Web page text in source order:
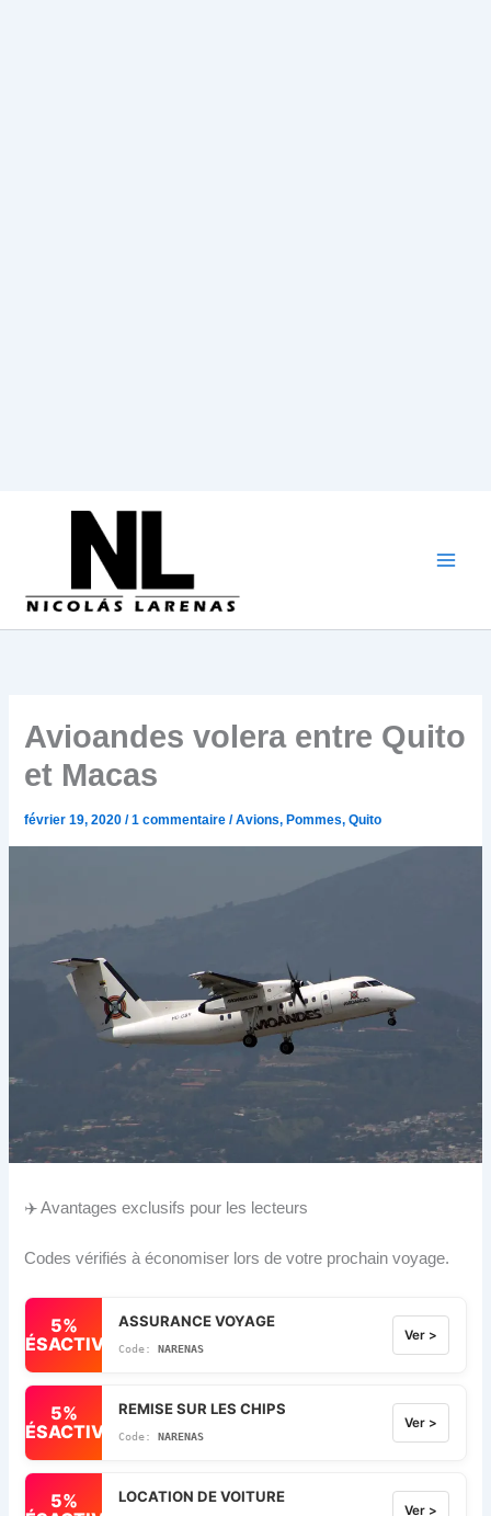
Avioandes volera entre Quito
et Macas
février 19, 2020/1 commentaire /Avions, Pommes,Quito
✈️ Avantages exclusifs pour les lecteurs
Codes vérifiés à économiser lors de votre prochain voyage.
5%
DÉSACTIVÉ
ASSURANCE VOYAGE
NARENAS
Ver >
5%
DÉSACTIVÉ
REMISE SUR LES CHIPS
NARENAS
Ver >
5%
LOCATION DE VOITURE
Ver >